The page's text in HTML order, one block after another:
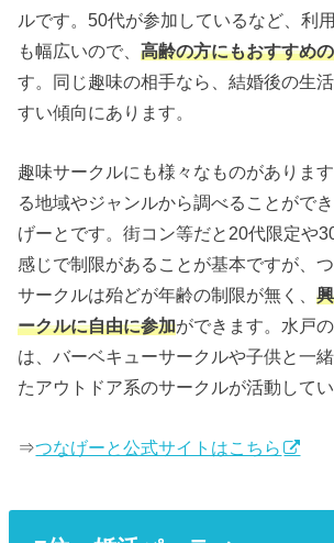
ルです。50代が参加しているなど、利
も幅広いので、高齢の方にもおすすめ
す。同じ趣味の相手なら、結婚後の生
すい傾向にあります。
趣味サークルにも様々なものがありま
る地域やジャンルから調べることがで
げーとです。街コン等だと20代限定や
感じで制限があることが基本ですが、
サークルは殆どが年齢の制限が無く、
ークルに自由に参加ができます。水戸
は、バーベキューサークルや子供と一
たアウトドア系のサークルが活動してい
⇒つなげーと公式サイトはこちら